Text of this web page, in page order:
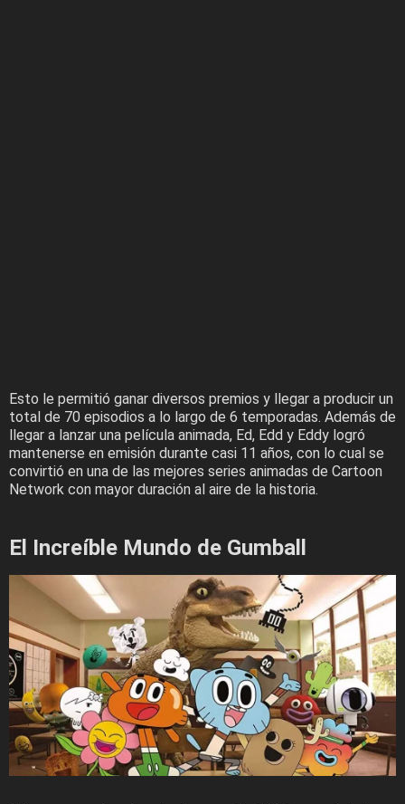
Esto le permitió ganar diversos premios y llegar a producir un
total de 70 episodios a lo largo de 6 temporadas. Además de
llegar a lanzar una película animada, Ed, Edd y Eddy logró
mantenerse en emisión durante casi 11 años, con lo cual se
convirtió en una de las mejores series animadas de Cartoon
Network con mayor duración al aire de la historia.
El Increíble Mundo de Gumball